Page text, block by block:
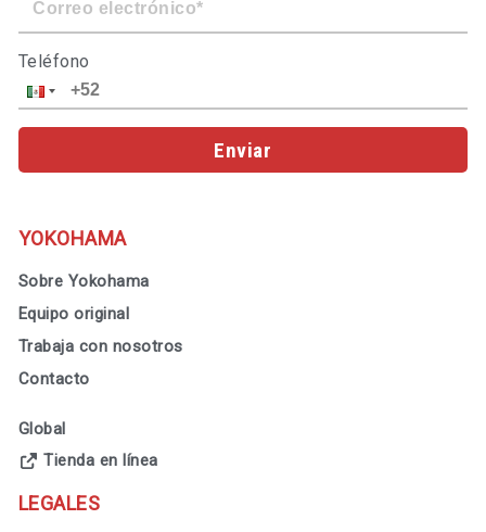
Teléfono
Enviar
YOKOHAMA
Sobre Yokohama
Equipo original
Trabaja con nosotros
Contacto
Global
Tienda en línea
LEGALES